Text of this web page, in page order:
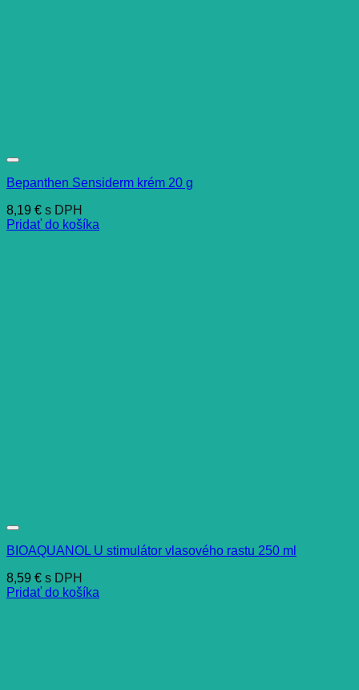
Bepanthen Sensiderm krém 20 g
8,19 € s DPH
Pridať do košíka
BIOAQUANOL U stimulátor vlasového rastu 250 ml
8,59 € s DPH
Pridať do košíka